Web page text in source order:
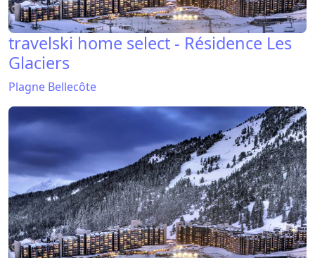
travelski home select - Résidence Les
Glaciers
Plagne Bellecôte